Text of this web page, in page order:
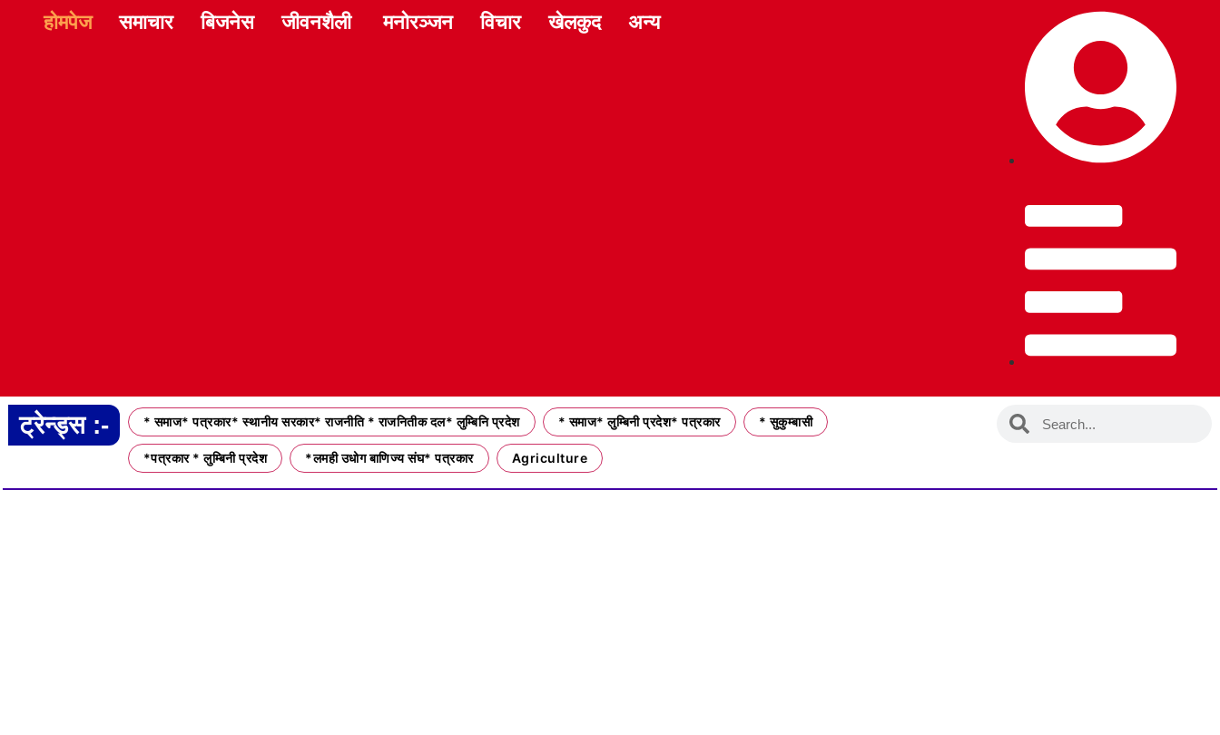
होमपेज समाचार बिजनेस जीवनशैली मनोरञ्जन विचार खेलकुद अन्य
ट्रेन्ड्स :- * समाज* पत्रकार* स्थानीय सरकार* राजनीति * राजनितीक दल* लुम्बिनि प्रदेश * समाज* लुम्बिनी प्रदेश* पत्रकार * सुकुम्बासी
*पत्रकार * लुम्बिनी प्रदेश *लमही उधोग बाणिज्य संघ* पत्रकार Agriculture